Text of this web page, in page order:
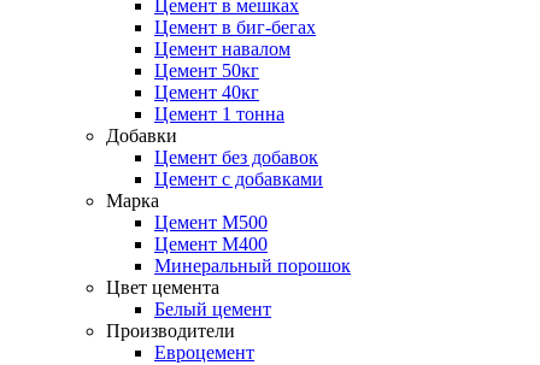
Цемент в мешках
Цемент в биг-бегах
Цемент навалом
Цемент 50кг
Цемент 40кг
Цемент 1 тонна
Добавки
Цемент без добавок
Цемент с добавками
Марка
Цемент М500
Цемент М400
Минеральный порошок
Цвет цемента
Белый цемент
Производители
Евроцемент